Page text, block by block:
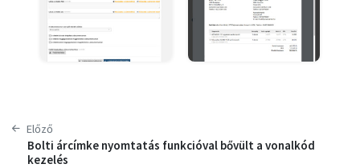
Előző
Bolti árcímke nyomtatás funkcióval bővült a vonalkód
kezelés